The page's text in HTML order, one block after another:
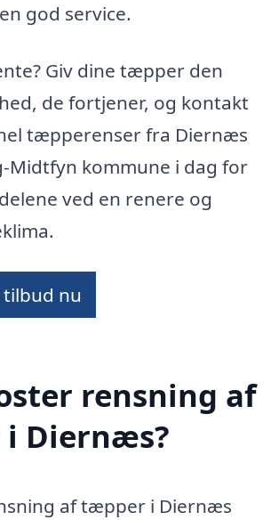
god service.
Giv dine tæpper den
de fortjener, og kontakt
tæpperenser fra Diernæs
Midtfyn kommune i dag for
ved en renere og
tilbud nu
rensning af
Diernæs?
af tæpper i Diernæs